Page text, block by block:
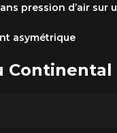
pression d’air sur
asymétrique